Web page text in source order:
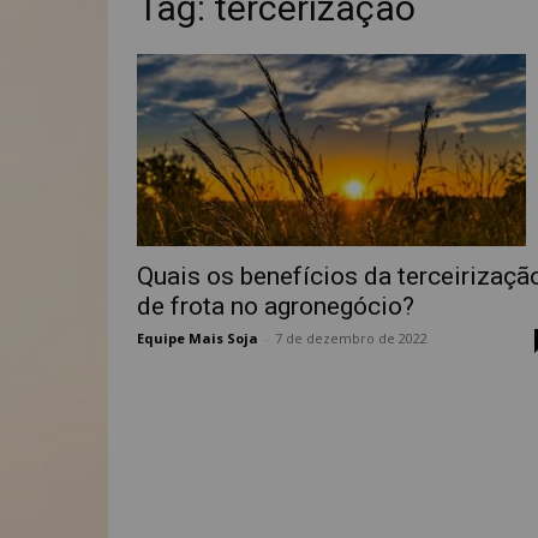
Quais os benefícios da
de frota no agronegócio?
Equipe Mais Soja 7 de dezembro de 2022